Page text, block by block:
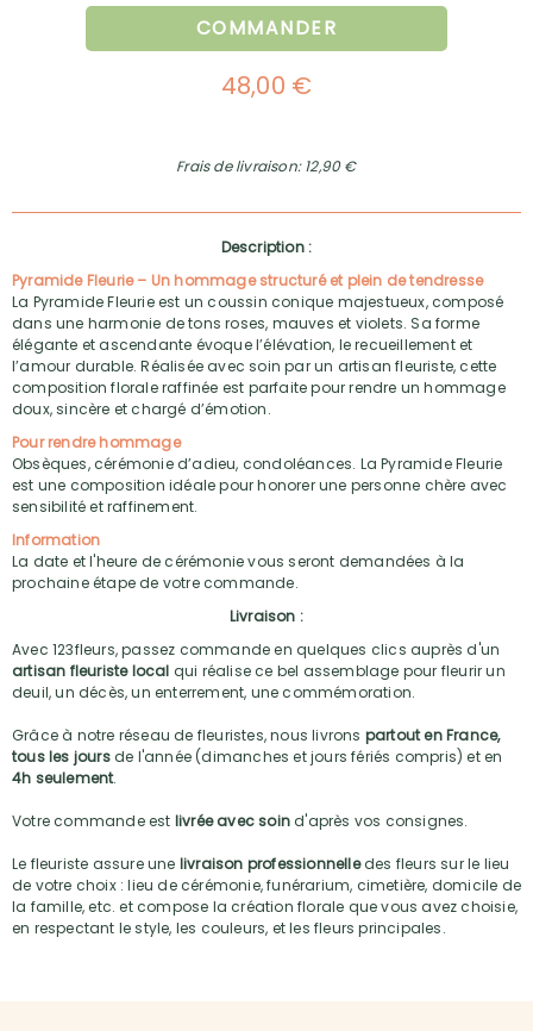
COMMANDER
48,00 €
Frais de livraison: 12,90 €
Description :
Pyramide Fleurie – Un hommage structuré et plein de tendresse
La Pyramide Fleurie est un coussin conique majestueux, composé
dans une harmonie de tons roses, mauves et violets. Sa forme
élégante et ascendante évoque l’élévation, le recueillement et
l’amour durable. Réalisée avec soin par un artisan fleuriste, cette
composition florale raffinée est parfaite pour rendre un hommage
doux, sincère et chargé d’émotion.
Pour rendre hommage
Obsèques, cérémonie d’adieu, condoléances. La Pyramide Fleurie
est une composition idéale pour honorer une personne chère avec
sensibilité et raffinement.
Information
La date et l'heure de cérémonie vous seront demandées à la
prochaine étape de votre commande.
Livraison :
Avec 123fleurs, passez commande en quelques clics auprès d'un
artisan fleuriste local qui réalise ce bel assemblage pour fleurir un
deuil, un décès, un enterrement, une commémoration.
Grâce à notre réseau de fleuristes, nous livrons partout en France,
tous les joursde l'année (dimanches et jours fériés compris) et en
4h seulement.
Votre commande est livrée avec soind'après vos consignes.
Le fleuriste assure une livraison professionnelledes fleurs sur le lieu
de votre choix : lieu de cérémonie, funérarium, cimetière, domicile de
la famille, etc. et compose la création florale que vous avez choisie,
en respectant le style, les couleurs, et les fleurs principales.